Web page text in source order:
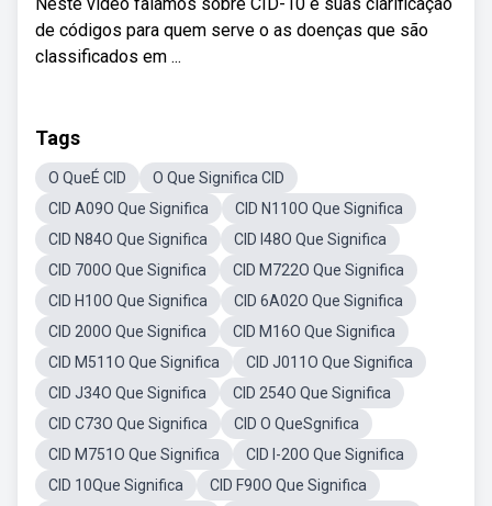
de códigos para quem serve o as doenças que são
classificados em ...
Tags
O QueÉ CID
O Que Significa CID
CID A09O Que Significa
CID N110O Que Significa
CID N84O Que Significa
CID I48O Que Significa
CID 700O Que Significa
CID M722O Que Significa
CID H10O Que Significa
CID 6A02O Que Significa
CID 200O Que Significa
CID M16O Que Significa
CID M511O Que Significa
CID J011O Que Significa
CID J34O Que Significa
CID 254O Que Significa
CID C73O Que Significa
CID O QueSgnifica
CID M751O Que Significa
CID I-20O Que Significa
CID 10Que Significa
CID F90O Que Significa